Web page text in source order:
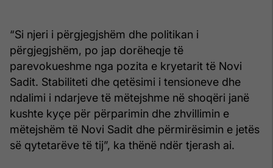
“Si njeri i përgjegjshëm dhe politikan i
përgjegjshëm, po jap dorëheqje të
parevokueshme nga pozita e kryetarit të Novi
Sadit. Stabiliteti dhe qetësimi i tensioneve dhe
ndalimi i ndarjeve të mëtejshme në shoqëri janë
kushte kyçe për përparimin dhe zhvillimin e
mëtejshëm të Novi Sadit dhe përmirësimin e jetës
së qytetarëve të tij”, ka thënë ndër tjerash ai.